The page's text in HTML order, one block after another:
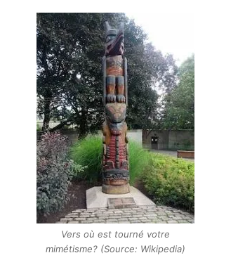
Vers où est tourné votre
mimétisme? (Source: Wikipedia)